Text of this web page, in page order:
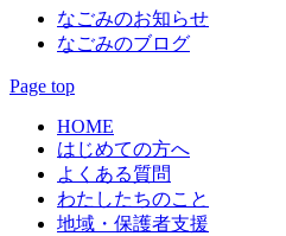
なごみのお知らせ
なごみのブログ
Page top
HOME
はじめての方へ
よくある質問
わたしたちのこと
地域・保護者支援